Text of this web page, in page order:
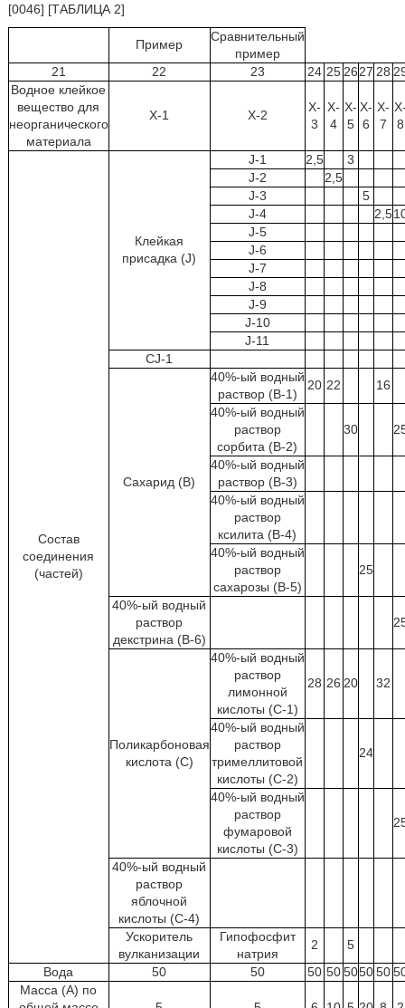
[0046] [ТАБЛИЦА 2]
Пример
Сравнительный
пример
21
22 23 24 25 2627 28
Водное клейкое
вещество для
неорганического
материала
X-1 X-2
X-
3
X-
4
X-
5
X-
6
X-
7
8
Состав
соединения
(частей)
Клейкая
присадка (J)
J-1 2,5
3
J-2
2,5
J-3
5
J-4
2,5
J-5
J-6
J-7
J-8
J-9
J-10
J-11
CJ-1
Сахарид (B)
40%-ый водный
раствор (B-1)
20 22
16
40%-ый водный
раствор
сорбита (B-2)
30
40%-ый водный
раствор (B-3)
40%-ый водный
раствор
ксилита (B-4)
40%-ый водный
раствор
сахарозы (B-5)
25
40%-ый водный
раствор
декстрина (B-6)
Поликарбоновая
кислота (C)
40%-ый водный
раствор
лимонной
кислоты (C-1)
28 26 20 32
40%-ый водный
раствор
тримеллитовой
кислоты (C-2)
24
40%-ый водный
раствор
фумаровой
кислоты (C-3)
40%-ый водный
раствор
яблочной
кислоты (C-4)
Ускоритель
вулканизации
Гипофосфит
натрия
2
5
Вода
50 50 50 50505050
Масса (A) по